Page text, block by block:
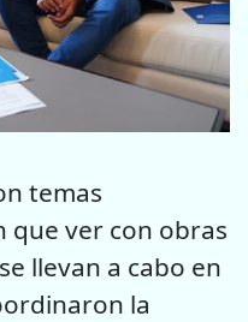
temas
ver con obras
llevan a cabo en
la